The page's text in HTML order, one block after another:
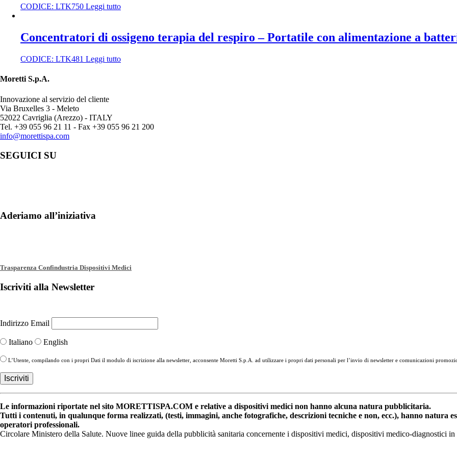
CODICE: LTK750 Leggi tutto
Concentratori di ossigeno terapia del respiro – Portatile con alimentazione a
CODICE: LTK481 Leggi tutto
Moretti S.p.A.
Innovazione al servizio del cliente
Via Bruxelles 3 - Meleto
52022 Cavriglia (Arezzo) - ITALY
Tel. +39 055 96 21 11 - Fax +39 055 96 21 200
info@morettispa.com
SEGUICI SU
Aderiamo all’iniziativa
Trasparenza Confindustria Dispositivi Medici
Iscriviti alla Newsletter
Indirizzo Email
Italiano English
L’Utente, compilando con i propri Dati il modulo di iscrizione alla newsletter, acconsente Moretti S.p.A. ad utilizzare i propri dati personali per l’invio di newsletter e comunicazioni
Le informazioni riportate nel sito MORETTISPA.COM e relative a dispositivi medici non hanno alcuna natura pubblicitaria.
Tutti i contenuti, in qualunque forma realizzati, (testi, immagini, anche fotografiche, descrizioni tecniche e non, ecc.), hanno natura
operatori professionali.
Circolare Ministero della Salute. Nuove linee guida della pubblicità sanitaria concernente i dispositivi medici, dispositivi medico-